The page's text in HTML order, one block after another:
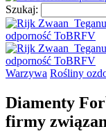
Szukaj:
Warzywa Rośliny
Diamenty
firmy